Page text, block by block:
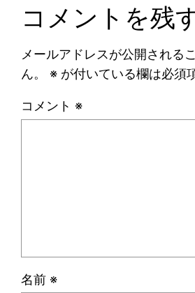
コメントを残
メールアドレスが公開される
ん。
※ が付いている欄は必須
コメント ※
名前 ※